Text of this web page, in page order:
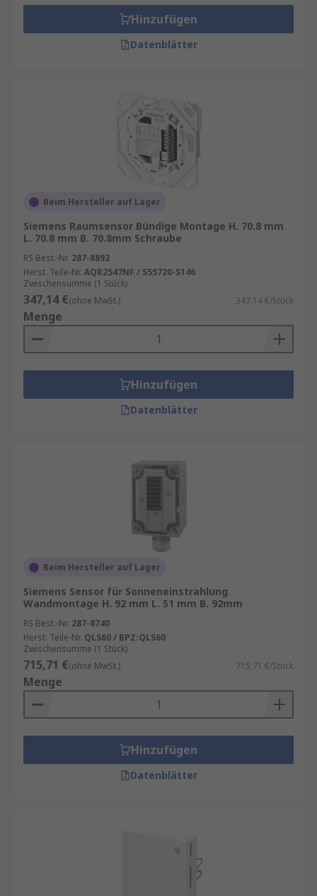
Hinzufügen
Datenblätter
Beim Hersteller auf Lager
Siemens Raumsensor Bündige Montage H. 70.8 mm
L. 70.8 mm B. 70.8mm Schraube
RS Best.-Nr. 287-8892
Herst. Teile-Nr. AQR2547NF / S55720-S146
Zwischensumme (1 Stück)
347,14 €(ohne MwSt.) 347,14 €/Stück
Menge
Hinzufügen
Datenblätter
Beim Hersteller auf Lager
Siemens Sensor für Sonneneinstrahlung
Wandmontage H. 92 mm L. 51 mm B. 92mm
RS Best.-Nr. 287-8740
Herst. Teile-Nr. QLS60 / BPZ:QLS60
Zwischensumme (1 Stück)
715,71 €(ohne MwSt.) 715,71 €/Stück
Menge
Hinzufügen
Datenblätter